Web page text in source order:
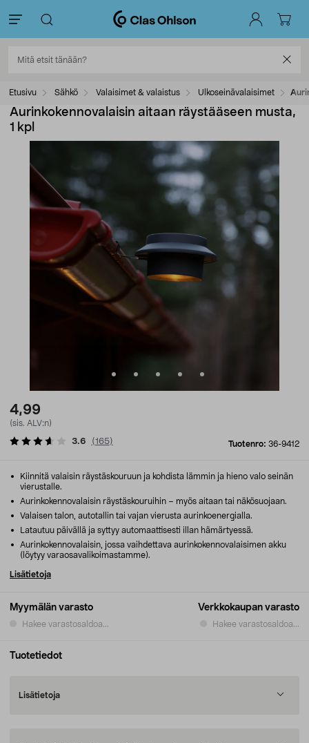
Etusivu Sähkö Valaisimet & valaistus Ulkoseinävalaisimet
Aurinkokennovalaisin aitaan räystääseen musta,
1 kpl
4,99
(sis. ALV:n)
Tuotenro: 36-9412
3.6 (165)
Myymälän varasto
Hakee varastosaldoa...
Verkkokaupan varasto
Hakee varastosaldoa...
Kiinnitä valaisin räystäskouruun ja kohdista lämmin ja hieno valo seinän
vierustalle.
Aurinkokennovalaisin räystäskouruihin – myös aitaan tai näkösuojaan.
Valaisen talon, autotallin tai vajan vierusta aurinkoenergialla.
Latautuu päivällä ja syttyy automaattisesti illan hämärtyessä.
Aurinkokennovalaisin, jossa vaihdettava aurinkokennovalaisimen akku
(löytyy varaosavalikoimastamme).
Lisätietoja
Tuotetiedot
Lisätietoja